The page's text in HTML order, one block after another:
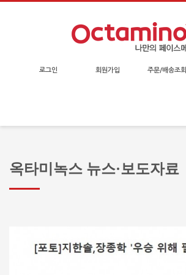
로그인 회원가입 주문/배송조회
옥타미녹스 뉴스·보도자료